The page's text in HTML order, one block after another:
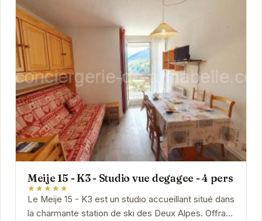
Meije 15 - K3 - Studio vue degagee - 4 pers
★★★★★
Le Meije 15 - K3 est un studio accueillant situé dans
la charmante station de ski des Deux Alpes. Offrant